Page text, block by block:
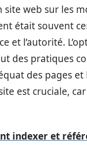
site web sur les
était souvent
et l’autorité.
des pratiques
des pages
est cruciale,
indexer et